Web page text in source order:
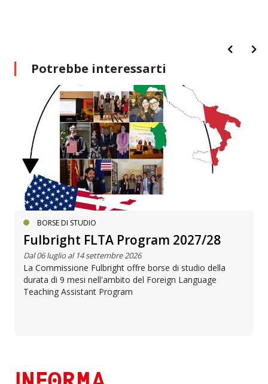
Potrebbe interessarti
BORSE DI STUDIO
Fulbright FLTA Program 2027/28
Dal 06 luglio al 14 settembre 2026
La Commissione Fulbright offre borse di studio della
durata di 9 mesi nell'ambito del Foreign Language
Teaching Assistant Program